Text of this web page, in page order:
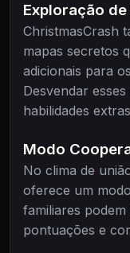
Exploração
ChristmasCrash
mapas secretos
adicionais para
Desvendar
habilidades
Modo
No clima de
oferece um
familiares
pontuações e